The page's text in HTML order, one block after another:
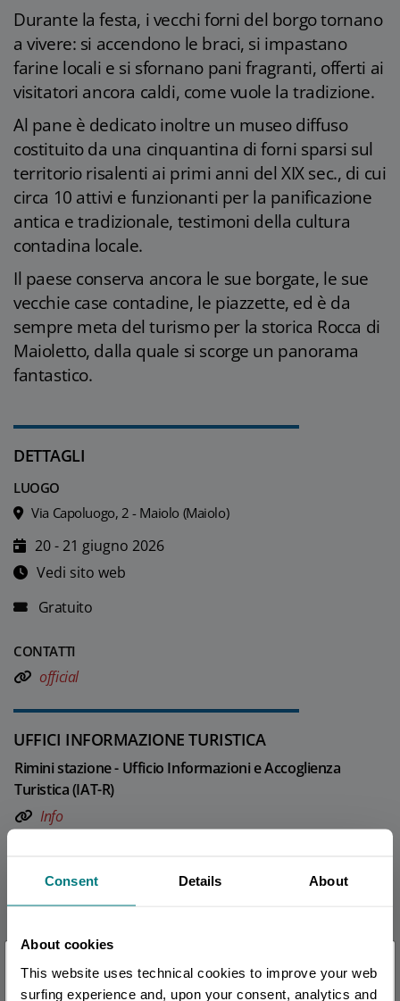
Consent Details About
About cookies
This website uses technical cookies to improve your web
surfing experience and, upon your consent, analytics and
Durante la festa, i vecchi forni del borgo tornano
a vivere: si accendono le braci, si impastano
farine locali e si sfornano pani fragranti, offerti ai
visitatori ancora caldi, come vuole la tradizione.
Al pane è dedicato inoltre un museo diffuso
costituito da una cinquantina di forni sparsi sul
territorio risalenti ai primi anni del XIX sec., di cui
circa 10 attivi e funzionanti per la panificazione
antica e tradizionale, testimoni della cultura
contadina locale.
Il paese conserva ancora le sue borgate, le sue
vecchie case contadine, le piazzette, ed è da
sempre meta del turismo per la storica Rocca di
Maioletto, dalla quale si scorge un panorama
fantastico.
DETTAGLI
LUOGO
Via Capoluogo, 2 - Maiolo (Maiolo)
20 - 21 giugno 2026
Vedi sito web
Gratuito
CONTATTI
official
UFFICI INFORMAZIONE TURISTICA
Rimini stazione - Ufficio Informazioni e Accoglienza
Turistica (IAT-R)
Info
Ultimo aggiornamento 02/04/2026 ×